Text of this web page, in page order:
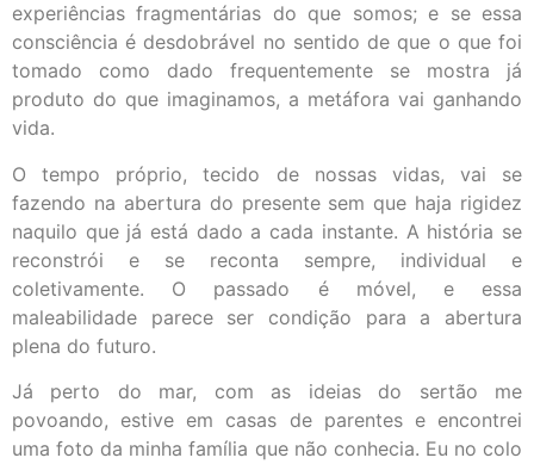
experiências fragmentárias do que somos; e se essa
consciência é desdobrável no sentido de que o que foi
tomado como dado frequentemente se mostra já
produto do que imaginamos, a metáfora vai ganhando
vida.
O tempo próprio, tecido de nossas vidas, vai se
fazendo na abertura do presente sem que haja rigidez
naquilo que já está dado a cada instante. A história se
reconstrói e se reconta sempre, individual e
coletivamente. O passado é móvel, e essa
maleabilidade parece ser condição para a abertura
plena do futuro.
Já perto do mar, com as ideias do sertão me
povoando, estive em casas de parentes e encontrei
uma foto da minha família que não conhecia. Eu no colo